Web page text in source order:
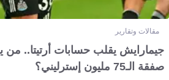
مقالات وتقارير
جيمارايش يقلب حسابات أرتيتا.. من
صفقة الـ75 مليون إسترليني؟